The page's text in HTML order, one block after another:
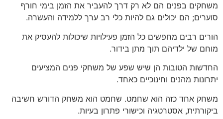
משחקים בפנים הם לא רק דרך להעביר את הזמן בימי חורף
סוערים; הם יכולים גם להיות כלי רב ערך ללמידה והעשרה.
הורים רבים מחפשים כל הזמן פעילויות שיכולות להעסיק את
מוחם של ילדיהם תוך מתן בידור.
החדשות הטובות הן שיש שפע של משחקי פנים המציעים
יתרונות מהנים וחינוכיים כאחד.
משחק אחד כזה הוא שחמט. שחמט הוא משחק הדורש חשיבה
ביקורתית, אסטרטגיה וכישורי פתרון בעיות.